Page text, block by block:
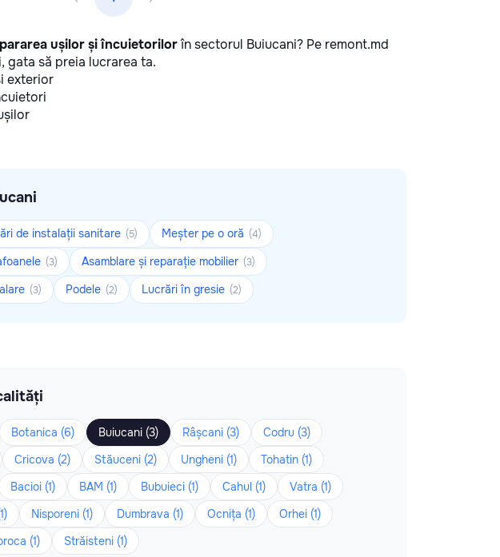
ușilor și încuietorilorîn sectorul Buiucani? Pe remont.md
să preia lucrarea ta.
exterior
de instalații sanitare (5) Meșter pe o oră (4)
(3) Asamblare și reparație mobilier (3)
(3) Podele (2) Lucrări în gresie (2)
Botanica (6) Buiucani (3) Râșcani (3)
Codru (3)
Cricova (2) Stăuceni (2) Ungheni (1)
Tohatin (1)
Bacioi (1) BAM (1) Bubuieci (1) Cahul (1)
Vatra (1)
Nisporeni (1) Dumbrava (1) Ocnița (1)
Orhei (1)
(1) Străisteni (1)